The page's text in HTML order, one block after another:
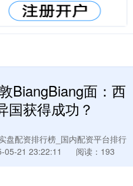
BiangBiang面：西
国获得成功？
盘配资排行榜_国内配资平台排行
05-21 23:22:11 阅读：193